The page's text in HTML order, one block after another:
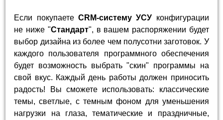
Если покупаете CRM-систему УСУ конфигурации
не ниже "Стандарт", в вашем распоряжении будет
выбор дизайна из более чем полусотни заготовок. У
каждого пользователя программного обеспечения
будет возможность выбрать "скин" программы на
свой вкус. Каждый день работы должен приносить
радость! Вы сможете использовать: классические
темы, светлые, с темным фоном для уменьшения
нагрузки на глаза, тематические и праздничные,